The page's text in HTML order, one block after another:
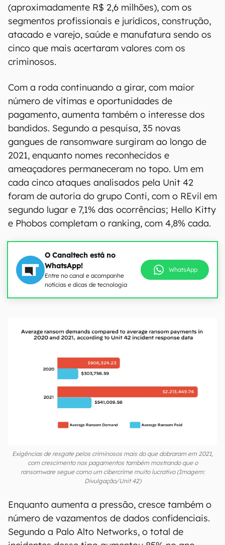
(aproximadamente R$ 2,6 milhões), com os
segmentos profissionais e jurídicos, construção,
atacado e varejo, saúde e manufatura sendo os
cinco que mais acertaram valores com os
criminosos.
Com a roda continuando a girar, com maior
número de vítimas e oportunidades de
pagamento, aumenta também o interesse dos
bandidos. Segundo a pesquisa, 35 novas
gangues de ransomware surgiram ao longo de
2021, enquanto nomes reconhecidos e
ameaçadores permaneceram no topo. Um em
cada cinco ataques analisados pela Unit 42
foram de autoria do grupo Conti, com o REvil em
segundo lugar e 7,1% das ocorrências; Hello Kitty
e Phobos completam o ranking, com 4,8% cada.
O Canaltech está no
WhatsApp!
Entre no canal e acompanhe
notícias e dicas de tecnologia
WhatsApp